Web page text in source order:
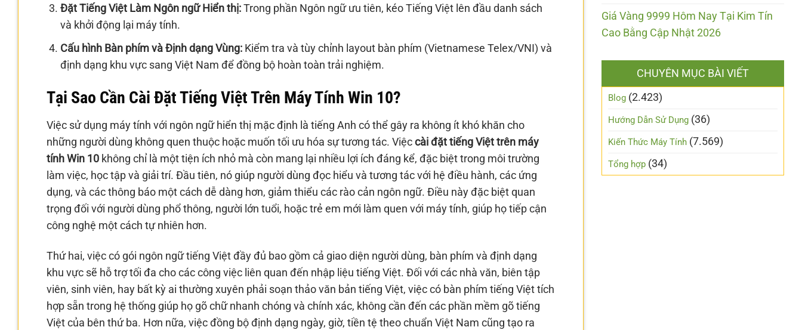
Đặt Tiếng Việt Làm Ngôn ngữ Hiển thị:Trong phần Ngôn ngữ ưu tiên, kéo Tiếng Việt lên đầu danh sách
và khởi động lại máy tính.
Cấu hình Bàn phím và Định dạng Vùng:Kiểm tra và tùy chỉnh layout bàn phím (Vietnamese Telex/VNI) và
định dạng khu vực sang Việt Nam để đồng bộ hoàn toàn trải nghiệm.
Tại Sao Cần Cài Đặt Tiếng Việt Trên Máy Tính Win 10?
Việc sử dụng máy tính với ngôn ngữ hiển thị mặc định là tiếng Anh có thể gây ra không ít khó khăn cho
những người dùng không quen thuộc hoặc muốn tối ưu hóa sự tương tác. Việc cài đặt tiếng Việt trên máy
tính Win 10không chỉ là một tiện ích nhỏ mà còn mang lại nhiều lợi ích đáng kể, đặc biệt trong môi trường
làm việc, học tập và giải trí. Đầu tiên, nó giúp người dùng đọc hiểu và tương tác với hệ điều hành, các ứng
dụng, và các thông báo một cách dễ dàng hơn, giảm thiểu các rào cản ngôn ngữ. Điều này đặc biệt quan
trọng đối với người dùng phổ thông, người lớn tuổi, hoặc trẻ em mới làm quen với máy tính, giúp họ tiếp cận
công nghệ một cách tự nhiên hơn.
Thứ hai, việc có gói ngôn ngữ tiếng Việt đầy đủ bao gồm cả giao diện người dùng, bàn phím và định dạng
khu vực sẽ hỗ trợ tối đa cho các công việc liên quan đến nhập liệu tiếng Việt. Đối với các nhà văn, biên tập
viên, sinh viên, hay bất kỳ ai thường xuyên phải soạn thảo văn bản tiếng Việt, việc có bàn phím tiếng Việt tích
hợp sẵn trong hệ thống giúp họ gõ chữ nhanh chóng và chính xác, không cần đến các phần mềm gõ tiếng
Việt của bên thứ ba. Hơn nữa, việc đồng bộ định dạng ngày, giờ, tiền tệ theo chuẩn Việt Nam cũng tạo ra
Giá Vàng 9999 Hôm Nay Tại Kim Tín
Cao Bằng Cập Nhật 2026
CHUYÊN MỤC BÀI VIẾT
Blog (2.423)
Hướng Dẫn Sử Dụng (36)
Kiến Thức Máy Tính (7.569)
Tổng hợp (34)